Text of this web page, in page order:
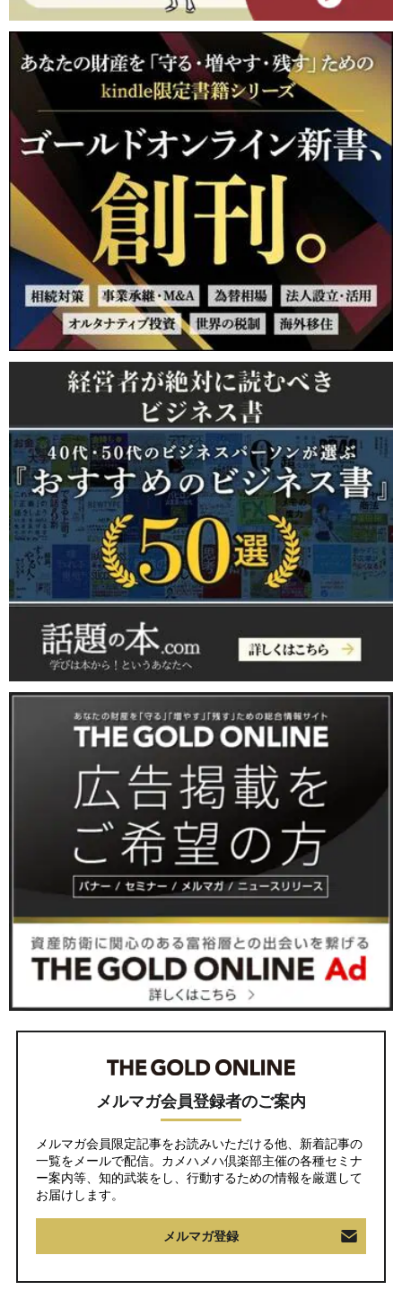
メルマガ会員登録者のご案内
メルマガ会員限定記事をお読みいただける他、新着記事の
一覧をメールで配信。カメハメハ倶楽部主催の各種セミナ
ー案内等、知的武装をし、行動するための情報を厳選して
お届けします。
メルマガ登録